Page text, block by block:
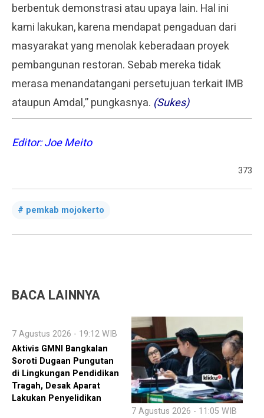
berbentuk demonstrasi atau upaya lain. Hal ini
kami lakukan, karena mendapat pengaduan dari
masyarakat yang menolak keberadaan proyek
pembangunan restoran. Sebab mereka tidak
merasa menandatangani persetujuan terkait IMB
ataupun Amdal,” pungkasnya. (Sukes)
Editor: Joe Meito
373
pemkab mojokerto
BACA LAINNYA
7 Agustus 2026 - 19:12 WIB
Aktivis GMNI Bangkalan
Soroti Dugaan Pungutan
di Lingkungan Pendidikan
Tragah, Desak Aparat
Lakukan Penyelidikan
7 Agustus 2026 - 11:05 WIB